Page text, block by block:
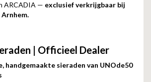
ARCADIA — exclusief verkrijgbaar bij
| Officieel Dealer
handgemaakte sieraden van UNOde50